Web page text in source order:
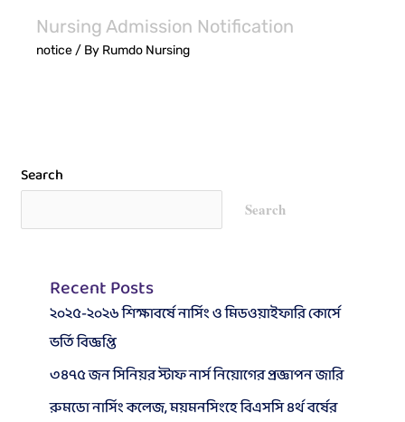
Nursing Admission Notification
notice/ By Rumdo Nursing
Search
Search
Recent Posts
২০২৫-২০২৬ শিক্ষাবর্ষে নার্সিং ও মিডওয়াইফারি কোর্সে
ভর্তি বিজ্ঞপ্তি
৩৪৭৫ জন সিনিয়র স্টাফ নার্স নিয়োগের প্রজ্ঞাপন জারি
রুমডো নার্সিং কলেজ, ময়মনসিংহে বিএসসি ৪র্থ বর্ষের